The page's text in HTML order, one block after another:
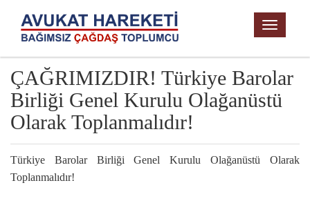
ÇAĞRIMIZDIR! Türkiye Barolar
Birliği Genel Kurulu Olağanüstü
Olarak Toplanmalıdır!
Türkiye Barolar Birliği Genel Kurulu Olağanüstü Olarak
Toplanmalıdır!